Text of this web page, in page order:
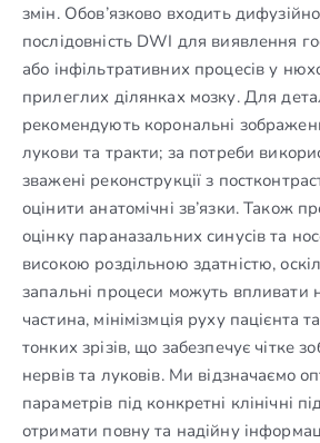
змін. Обов’язково входить
послідовність DWI для виявлення
або інфільтративних процесів у
прилеглих ділянках мозку. Для
рекомендують корональні
лукови та тракти; за потреби
зважені реконструкції з
оцінити анатомічні зв’язки. Також
оцінку параназальних синусів та
високою роздільною здатністю,
запальні процеси можуть
частина, мінімізмція руху пацієнта
тонких зрізів, що забезпечує чітке
нервів та луковів. Ми відзначаємо
параметрів під конкретні клінічні
отримати повну та надійну